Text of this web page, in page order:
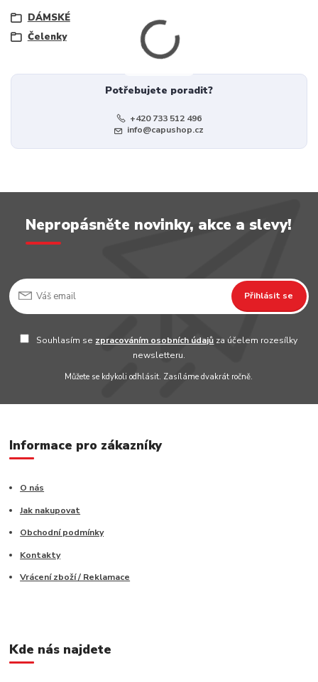
DÁMSKÉ
Čelenky
Potřebujete poradit?
+420 733 512 496
info@capushop.cz
Nepropásněte novinky, akce a slevy!
Přihlásit se
Souhlasím se zpracováním osobních údajů za účelem rozesílky
newsletteru.
Můžete se kdykoli odhlásit. Zasíláme dvakrát ročně.
Informace pro zákazníky
O nás
Jak nakupovat
Obchodní podmínky
Kontakty
Vrácení zboží / Reklamace
Kde nás najdete